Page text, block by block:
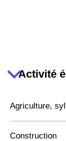
Activité
Agriculture,
Construction